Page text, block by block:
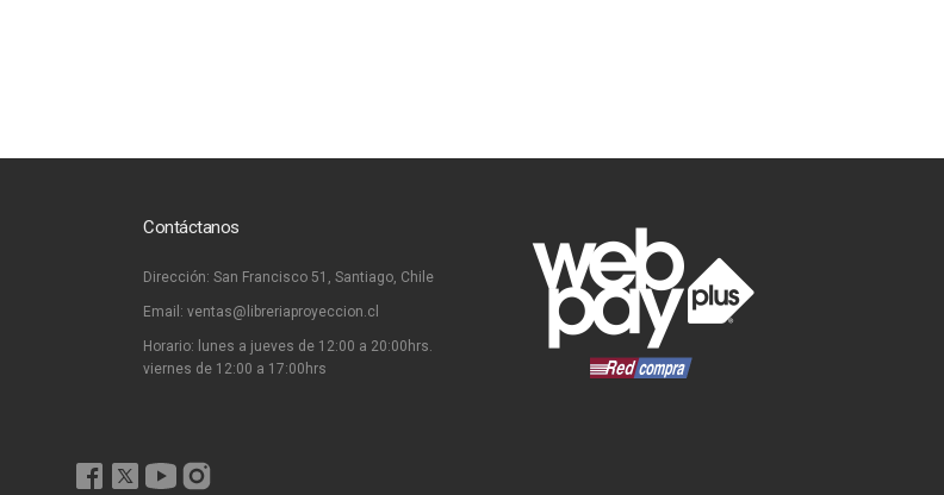
Contáctanos
Dirección: San Francisco 51, Santiago, Chile
Email: ventas@libreriaproyeccion.cl
Horario: lunes a jueves de 12:00 a 20:00hrs.
viernes de 12:00 a 17:00hrs